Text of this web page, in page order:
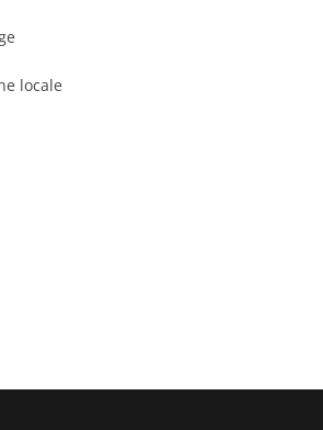
locale